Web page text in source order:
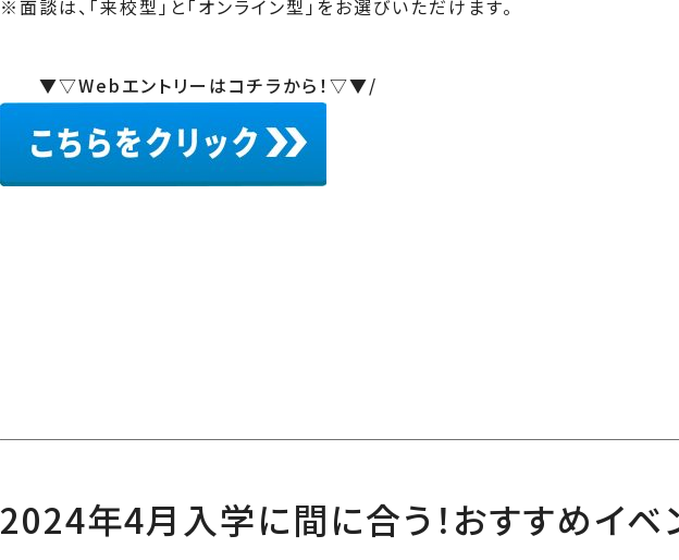
※面談は、「来校型」と「オンライン型」をお選びいただけます。
▼▽Webエントリーはコチラから！▽▼/
2024年4月入学に間に合う！おすすめイベン